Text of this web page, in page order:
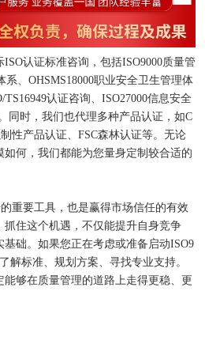
认证标准咨询，包括ISO9000质量管
系、OHSMS18000职业安全卫生管理体
认证咨询、ISO27000信息安全
同时，我们也代理多种产品认证，如C
性产品认证、FSC森林认证等。无论
何，我们都能为您量身定制较合适的
重要工具，也是赢得市场信任的有效
住这个机遇，不仅能提升自身竞争
础。如果您正在考虑或准备启动ISO9
解标准、规划方案、寻找专业支持。
够在质量管理的道路上走得更稳、更